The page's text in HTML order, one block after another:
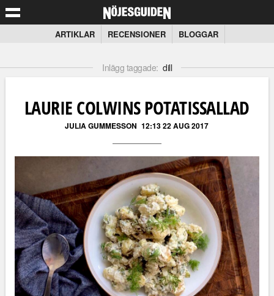
ARTIKLAR RECENSIONER BLOGGAR
Inlägg taggade: dill
LAURIE COLWINS POTATISSALLAD
JULIA GUMMESSON 12:13 22 AUG 2017